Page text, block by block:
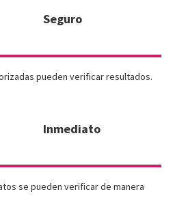
Seguro
pueden verificar resultados.
Inmediato
se pueden verificar de manera